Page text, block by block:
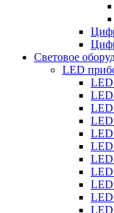
Световое
LED
LED
LED
LED
LED
LED